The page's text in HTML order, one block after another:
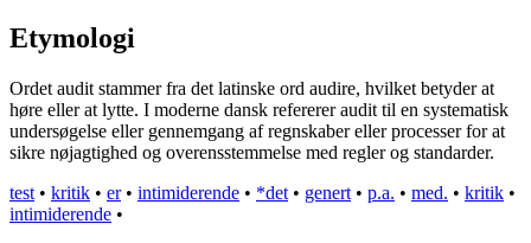
Etymologi
Ordet audit stammer fra det latinske ord audire, hvilket betyder at
høre eller at lytte. I moderne dansk refererer audit til en systematisk
undersøgelse eller gennemgang af regnskaber eller processer for at
sikre nøjagtighed og overensstemmelse med regler og standarder.
test • kritik • er• intimiderende • *det • genert • p.a. • med. • kritik •
intimiderende •